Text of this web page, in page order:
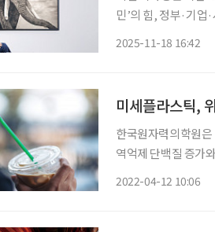
민’의 힘, 정부·기업
2025-11-18 16:42
미세플라스틱,
한국원자력의학원
역억제 단백질 증가
2022-04-12 10:06